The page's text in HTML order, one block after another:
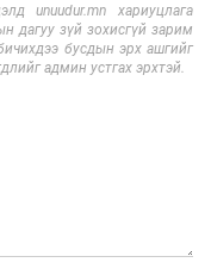
unuudur.mn хариуцлага
дагуу зүй зохисгүй зарим
бусдын эрх ашгийг
админ устгах эрхтэй.